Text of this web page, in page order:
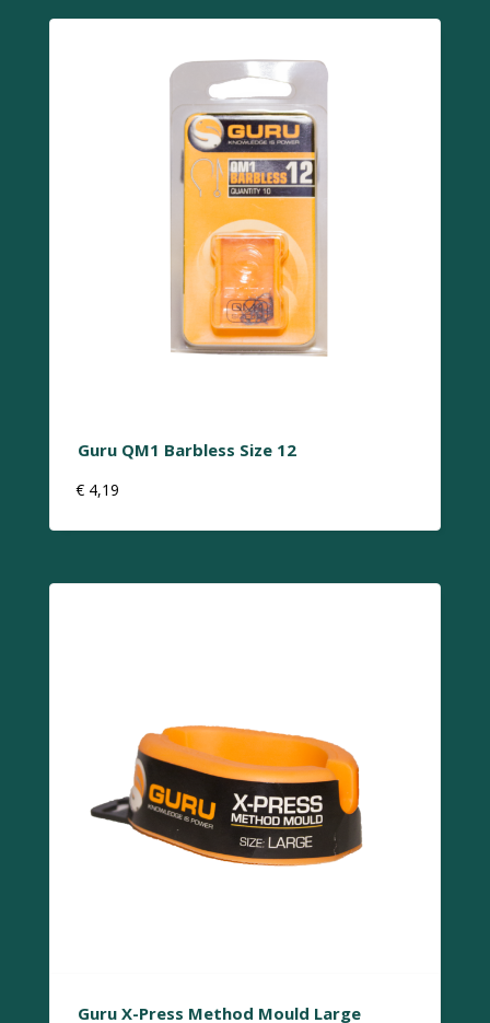
Guru QM1 Barbless Size 12
€ 4,19
Guru X-Press Method Mould Large